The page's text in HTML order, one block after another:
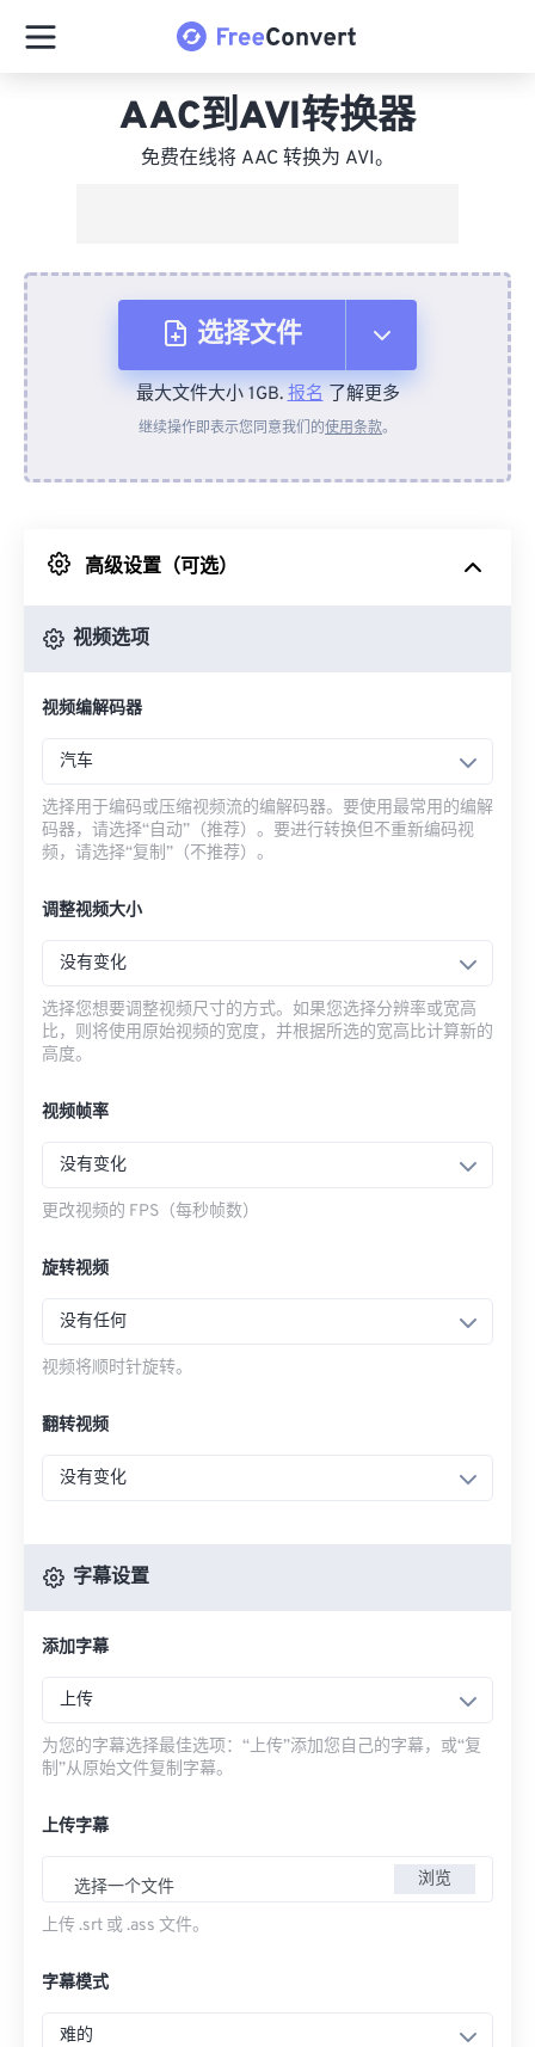
AAC到AVI转换器
免费在线将 AAC 转换为 AVI。
选择文件
从设备
来自 Google Drive
最大文件大小 1GB.报名了解更多
继续操作即表示您同意我们的使用条款。
高级设置（可选）
视频选项
视频编解码器
汽车
选择用于编码或压缩视频流的编解码器。要使用最常用的编解
码器，请选择“自动”（推荐）。要进行转换但不重新编码视
频，请选择“复制”（不推荐）。
调整视频大小
没有变化
选择您想要调整视频尺寸的方式。如果您选择分辨率或宽高
比，则将使用原始视频的宽度，并根据所选的宽高比计算新的
高度。
视频帧率
没有变化
更改视频的 FPS（每秒帧数）
旋转视频
没有任何
视频将顺时针旋转。
翻转视频
没有变化
字幕设置
添加字幕
上传
为您的字幕选择最佳选项：“上传”添加您自己的字幕，或“复
制”从原始文件复制字幕。
上传字幕
选择一个文件 浏览
上传 .srt 或 .ass 文件。
字幕模式
难的